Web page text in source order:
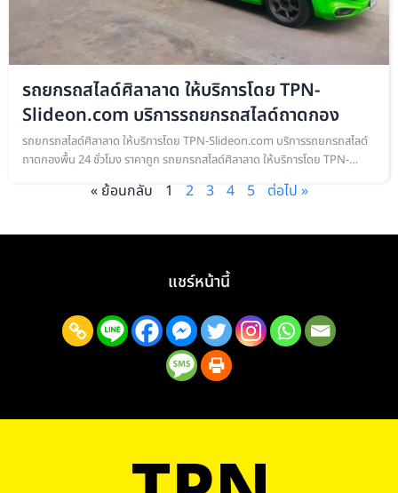
รถยกรถสไลด์ศิลาลาด ให้บริการโดย TPN-
Slideon.com บริการรถยกรถสไลด์ถาดกอง
รถยกรถสไลด์ศิลาลาด ให้บริการโดย TPN-Slideon.com บริการรถยกรถสไลด์
ถาดกองพื้น 24 ชั่วโมง ราคาถูก รถยกรถสไลด์ศิลาลาด ให้บริการโดย TPN-
Slideon.com บริการรถยกรถสไลด์ถาดกองพื้น เคลื่อนย้ายรถยนต์ ทุกชนิด
« ย้อนกลับ 1 2 3 4 5 ต่อไป »
แชร์หน้านี้